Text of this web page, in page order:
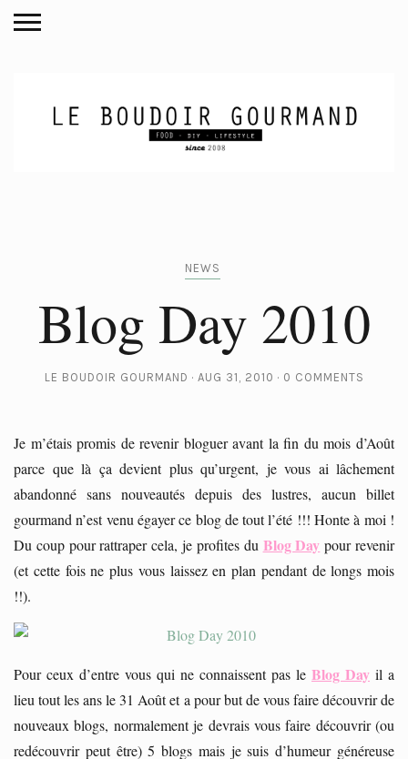
NEWS
Blog Day 2010
LE BOUDOIR GOURMAND AUG 31, 2010 0 COMMENTS
Je m’étais promis de revenir bloguer avant la fin du mois d’Août
parce que là ça devient plus qu’urgent, je vous ai lâchement
abandonné sans nouveautés depuis des lustres, aucun billet
gourmand n’est venu égayer ce blog de tout l’été !!! Honte à moi !
Du coup pour rattraper cela, je profites du Blog Day pour revenir
(et cette fois ne plus vous laissez en plan pendant de longs mois
!!).
Pour ceux d’entre vous qui ne connaissent pas le Blog Day il a
lieu tout les ans le 31 Août et a pour but de vous faire découvrir de
nouveaux blogs, normalement je devrais vous faire découvrir (ou
redécouvrir peut être) 5 blogs mais je suis d’humeur généreuse